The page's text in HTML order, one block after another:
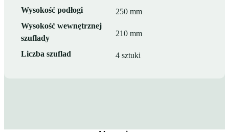
Wysokość podłogi
250 mm
Wysokość wewnętrznej
szuflady
210 mm
Liczba szuflad 4 sztuki